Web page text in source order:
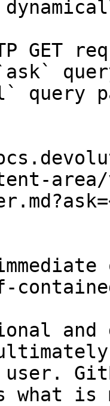
GET
query
and
user.
what